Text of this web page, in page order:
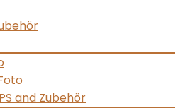
and Zubehör